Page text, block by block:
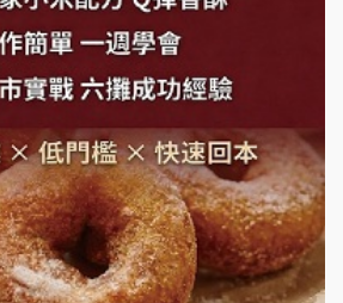
說明會
明會